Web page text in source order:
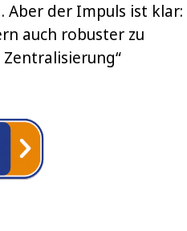
Aber der Impuls ist klar:
auch robuster zu